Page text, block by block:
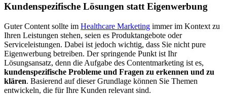
Kundenspezifische Lösungen statt Eigenwerbung
Guter Content sollte im Healthcare Marketing immer im Kontext zu
Ihren Leistungen stehen, seien es Produktangebote oder
Serviceleistungen. Dabei ist jedoch wichtig, dass Sie nicht pure
Eigenwerbung betreiben. Der springende Punkt ist Ihr
Lösungsansatz, denn die Aufgabe des Contentmarketing ist es,
kundenspezifische Probleme und Fragen zu erkennen und zu
klären. Basierend auf dieser Grundlage können Sie Themen
entwickeln, die für Ihre Kunden relevant sind.